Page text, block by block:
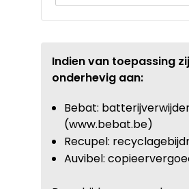
Indien van toepassing
onderhevig aan:
Bebat:
(www.bebat.be)
Recupel:
Auvibel: